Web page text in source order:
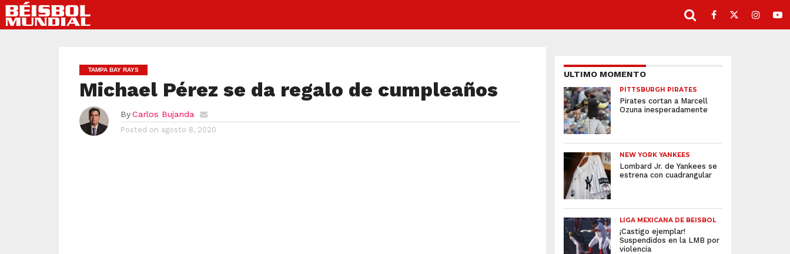
TAMPA BAY RAYS
Michael Pérez se da regalo de cumpleaños
By Carlos Bujanda
Posted on agosto 8, 2020
ULTIMO MOMENTO
PITTSBURGH PIRATES
Pirates cortan a Marcell
Ozuna inesperadamente
NEW YORK YANKEES
Lombard Jr. de Yankees se
estrena con cuadrangular
LIGA MEXICANA DE BEISBOL
¡Castigo ejemplar!
Suspendidos en la LMB por
violencia